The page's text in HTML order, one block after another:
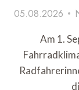
05.08.2026
Am 1.